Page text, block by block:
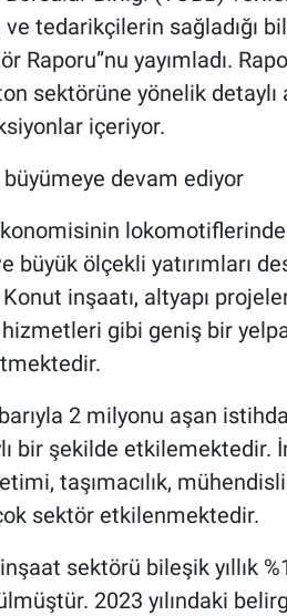
tedarikçilerin sağladığı
Raporu”nu yayımladı.
sektörüne yönelik detaylı
içeriyor.
devam ediyor
büyük ölçekli yatırımları
inşaatı, altyapı
gibi geniş bir
2 milyonu aşan
bir şekilde etkilemektedir.
taşımacılık,
sektör etkilenmektedir.
sektörü bileşik yıllık
2023 yılındaki